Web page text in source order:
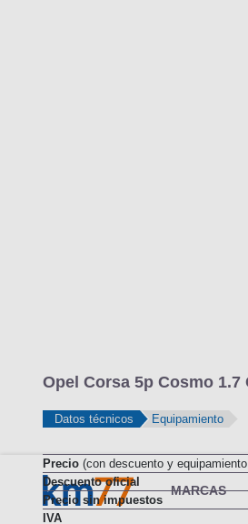
Opel Corsa 5p Cosmo 1.7
Precio(con descuento y equipamiento
Descuento oficial
Precio sin impuestos